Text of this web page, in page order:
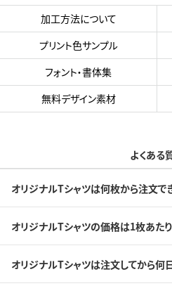
加工方法について
プリント色サンプル
フォント・書体集
無料デザイン素材
よくある
オリジナルTシャツは何枚から注文で
オリジナルTシャツの価格は1枚あたり
オリジナルTシャツは注文してから何